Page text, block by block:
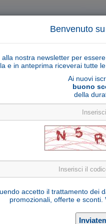
Benvenuto
alla nostra newsletter per
e in anteprima riceverai tutte
Ai nuovi
buono
della
accetto il trattamento dei
promozionali, offerte e sconti.
Collane libri
Rosario nera in
Formato:10x8